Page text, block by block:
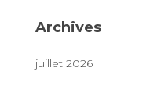
Archives
juillet 2026